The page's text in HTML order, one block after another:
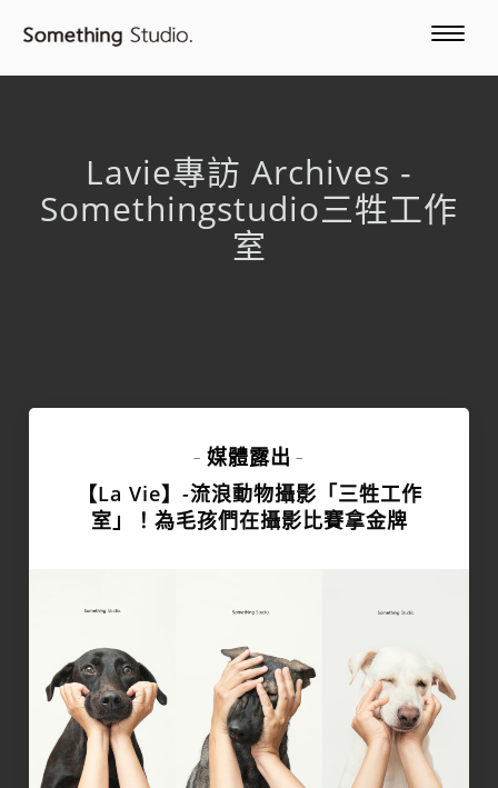
Lavie專訪 Archives -
Somethingstudio三牲工作
室
- 媒體露出 -
【La Vie】-流浪動物攝影「三牲工作
室」！為毛孩們在攝影比賽拿金牌